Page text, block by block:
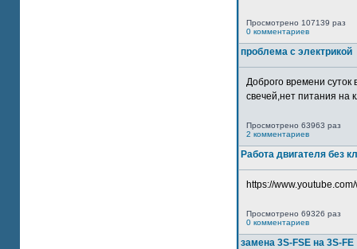
Просмотрено 107139 раз
0 комментариев
проблема с электрикой
Доброго времени суток
свечей,нет питания на
Просмотрено 63963 раз
2 комментариев
Работа двигателя без
https://
Просмотрено 69326 раз
0 комментариев
замена 3S-FSE на 3S-FE